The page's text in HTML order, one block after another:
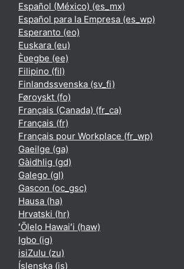
Español (México) ‎(es_mx)‎
Español para la Empresa ‎(es_wp)‎
Esperanto ‎(eo)‎
Euskara ‎(eu)‎
Èʋegbe ‎(ee)‎
Filipino ‎(fil)‎
Finlandssvenska ‎(sv_fi)‎
Føroyskt ‎(fo)‎
Français (Canada) ‎(fr_ca)‎
Français ‎(fr)‎
Français pour Workplace ‎(fr_wp)‎
Gaeilge ‎(ga)‎
Gàidhlig ‎(gd)‎
Galego ‎(gl)‎
Gascon ‎(oc_gsc)‎
Hausa ‎(ha)‎
Hrvatski ‎(hr)‎
ʻŌlelo Hawaiʻi ‎(haw)‎
Igbo ‎(ig)‎
isiZulu ‎(zu)‎
Íslenska ‎(is)‎